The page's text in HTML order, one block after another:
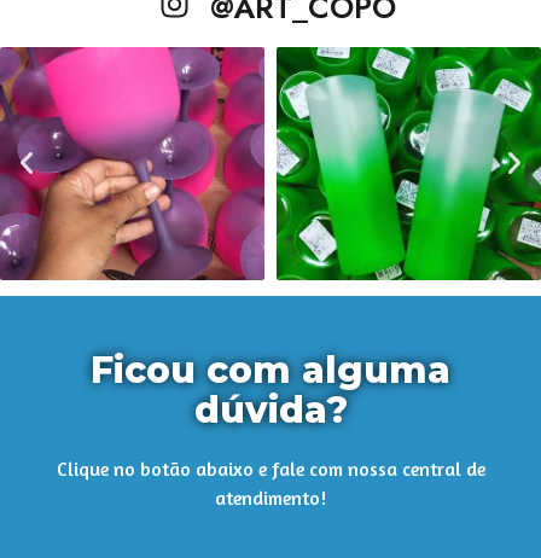
Ficou com alguma
dúvida?
Clique no botão abaixo e fale com nossa central de
atendimento!